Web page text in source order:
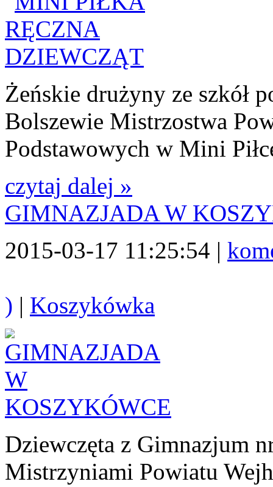
Żeńskie drużyny ze szkół
Bolszewie Mistrzostwa
Podstawowych w Mini
czytaj dalej »
GIMNAZJADA W
2015-03-17 11:25:54 |
) | Koszykówka
Dziewczęta z Gimnazjum
Mistrzyniami Powiatu